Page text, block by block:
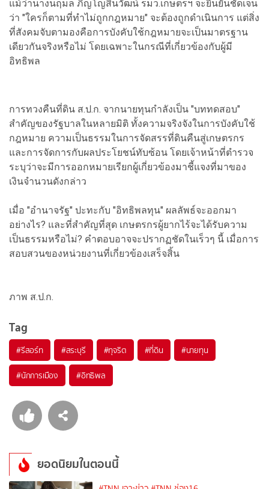
แม้ว่านางนฤมล ภิญโญสินวัฒน์ รมว.เกษตรฯ จะยืนยันชัดเจน
ว่า "ใครก็ตามที่ทำไม่ถูกกฎหมาย" จะต้องถูกดำเนินการ แต่สิ่ง
ที่สังคมจับตามองคือการบังคับใช้กฎหมายจะเป็นมาตรฐาน
เดียวกันจริงหรือไม่ โดยเฉพาะในกรณีที่เกี่ยวข้องกับผู้มี
อิทธิพล
การทวงคืนที่ดิน ส.ป.ก. จากนายทุนกำลังเป็น "บททดสอบ"
สำคัญของรัฐบาลในหลายมิติ ทั้งความจริงจังในการบังคับใช้
กฎหมาย ความเป็นธรรมในการจัดสรรที่ดินคืนสู่เกษตรกร
และการจัดการกับผลประโยชน์ทับซ้อน โดยเจ้าหน้าที่ตำรวจ
ระบุว่าจะมีการออกหมายเรียกผู้เกี่ยวข้องมาชี้แจงที่มาของ
เงินจำนวนดังกล่าว
เมื่อ "อำนาจรัฐ" ปะทะกับ "อิทธิพลทุน" ผลลัพธ์จะออกมา
อย่างไร? และที่สำคัญที่สุด เกษตรกรผู้ยากไร้จะได้รับความ
เป็นธรรมหรือไม่? คำตอบอาจจะปรากฏชัดในเร็วๆ นี้ เมื่อการ
สอบสวนของหน่วยงานที่เกี่ยวข้องเสร็จสิ้น
ภาพ ส.ป.ก.
Tag
#รีสอร์ท #สระบุรี #ทุจริต #ที่ดิน #นายทุน
#นักการเมือง #อิทธิพล
ยอดนิยมในตอนนี้